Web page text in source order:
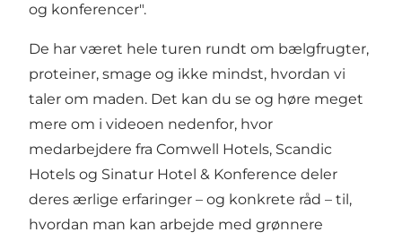
og konferencer".
De har været hele turen rundt om bælgfrugter,
proteiner, smage og ikke mindst, hvordan vi
taler om maden. Det kan du se og høre meget
mere om i videoen nedenfor, hvor
medarbejdere fra Comwell Hotels, Scandic
Hotels og Sinatur Hotel & Konference deler
deres ærlige erfaringer – og konkrete råd – til,
hvordan man kan arbejde med grønnere